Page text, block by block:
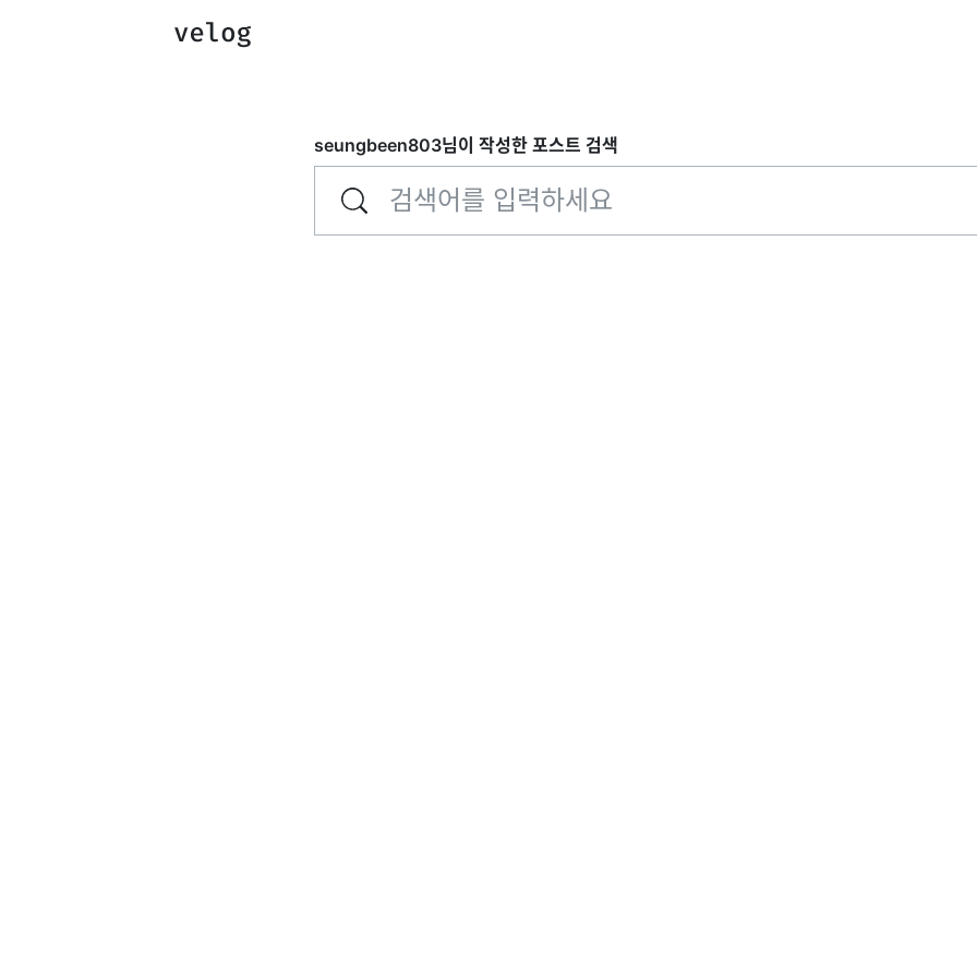
seungbeen803님이 작성한 포스트 검색